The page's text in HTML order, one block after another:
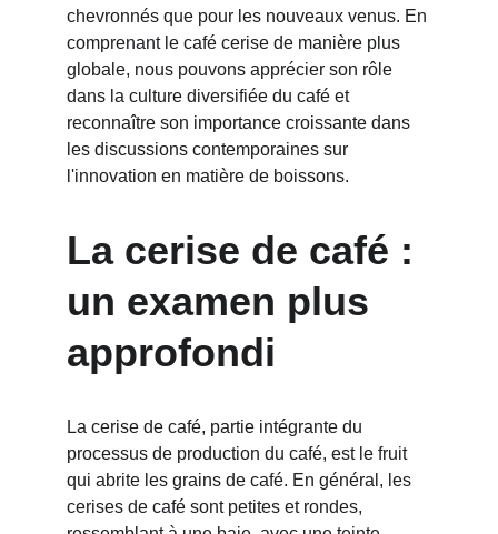
chevronnés que pour les nouveaux venus. En
comprenant le café cerise de manière plus
globale, nous pouvons apprécier son rôle
dans la culture diversifiée du café et
reconnaître son importance croissante dans
les discussions contemporaines sur
l'innovation en matière de boissons.
La cerise de café :
un examen plus
approfondi
La cerise de café, partie intégrante du
processus de production du café, est le fruit
qui abrite les grains de café. En général, les
cerises de café sont petites et rondes,